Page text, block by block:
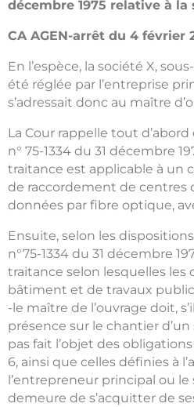
décembre 1975 relative à la
CA AGEN-arrêt du 4 février
En l’espèce, la société X,
été réglée par l’entreprise
s’adressait donc au maître
La Cour rappelle tout d’abord
n° 75-1334 du 31 décembre
traitance est applicable à un
de raccordement de centres
données par fibre optique,
Ensuite, selon les dispositions
n°75-1334 du 31 décembre
traitance selon lesquelles les
bâtiment et de travaux
-le maître de l’ouvrage doit,
présence sur le chantier
pas fait l’objet des
6, ainsi que celles définies à
l’entrepreneur principal ou
demeure de s’acquitter de